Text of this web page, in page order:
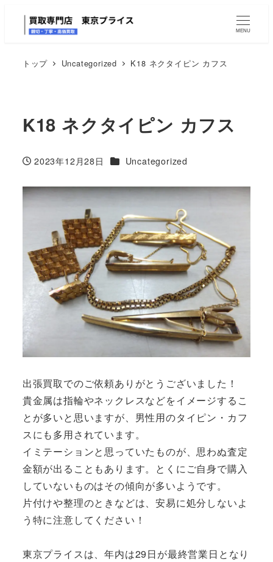
MENU
トップ Uncategorized K18 ネクタイピン カフス
K18 ネクタイピン カフス
投稿日
2023年12月28日 カテゴリー
Uncategorized
出張買取でのご依頼ありがとうございました！
貴金属は指輪やネックレスなどをイメージするこ
とが多いと思いますが、男性用のタイピン・カフ
スにも多用されています。
イミテーションと思っていたものが、思わぬ査定
金額が出ることもあります。とくにご自身で購入
していないものはその傾向が多いようです。
片付けや整理のときなどは、安易に処分しないよ
う特に注意してください！
東京プライスは、年内は29日が最終営業日となり